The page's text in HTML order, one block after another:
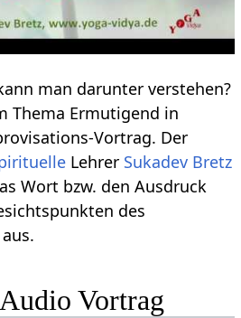
Ermutigend‏‎ in
Vortrag. Der
Lehrer Sukadev Bretz
Wort bzw. den Ausdruck
aus.
Ermutigend‏‎ Audio Vortrag